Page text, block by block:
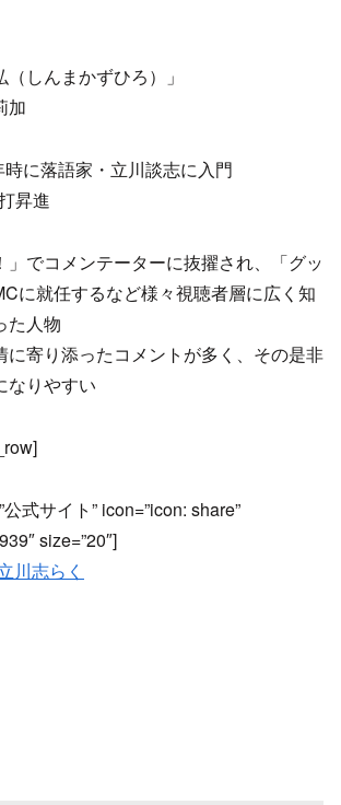
しんまかずひろ）」
加
に落語家・立川談志に入門
昇進
」でコメンテーターに抜擢され、「グッ
に就任するなど様々視聴者層に広く知
た人物
に寄り添ったコメントが多く、その是非
なりやすい
式サイト” icon=”icon: share”
size=”20″]
川志らく